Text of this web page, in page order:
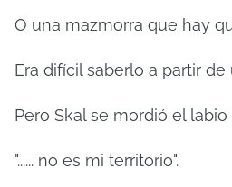
O una mazmorra que hay
Era difícil saberlo a partir
Pero Skal se mordió el
"...... no es mi territorio".